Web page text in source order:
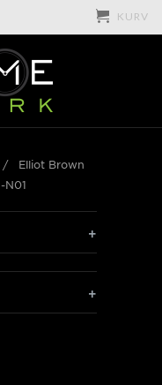
KURV
Elliot Brown
N01
+
+